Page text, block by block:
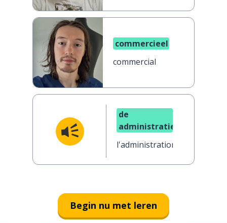
commercieel
commercial
de
administratie
l'administration
Begin nu met leren